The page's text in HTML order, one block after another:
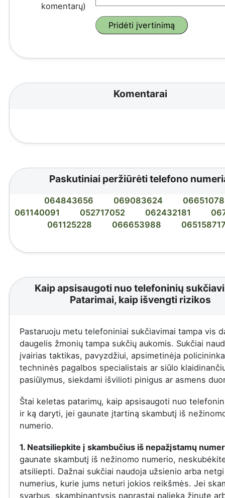
komentarų)
Komentarai
Paskutiniai peržiūrėti telefono
064843656 069083624
061140091
052717052 062432181
061125228
066653988
Kaip apsisaugoti nuo telefoninių
Patarimai, kaip išvengti rizikos
Pastaruoju metu telefoniniai sukčiavimai tampa vis
daugelis žmonių tampa sukčių aukomis. Sukčiai
įvairias taktikas, pavyzdžiui, apsimetinėja
techninės pagalbos specialistais ar siūlo
pasiūlymus, siekdami išvilioti pinigus ar asmens
Štai keletas patarimų, kaip apsisaugoti nuo
ir ką daryti, jei gaunate įtartiną skambutį iš
numerio.
1. Neatsiliepkite į skambučius iš nepažįstamų
gaunate skambutį iš nežinomo numerio,
atsiliepti. Dažnai sukčiai naudoja užsienio arba
numerius, kurie jums neturi jokios reikšmės. Jei
svarbus, skambinantysis paprastai palieka žinutę